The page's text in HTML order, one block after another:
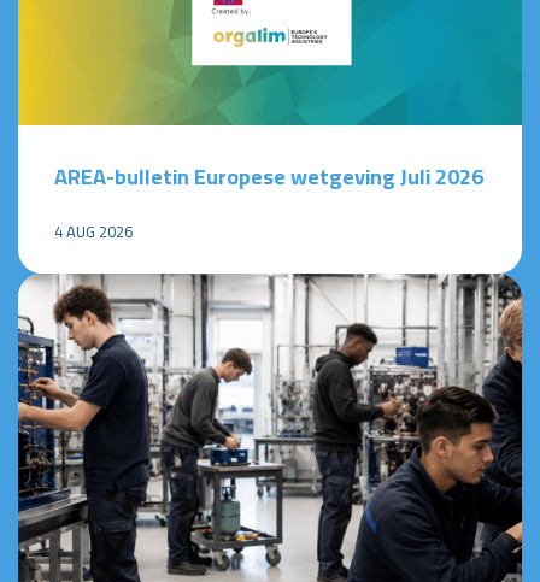
AREA-bulletin Europese wetgeving Juli 2026
4 AUG 2026